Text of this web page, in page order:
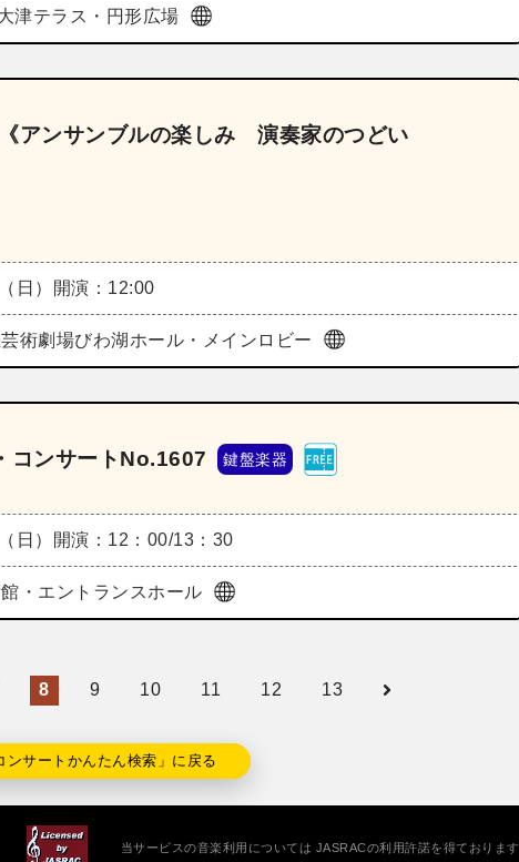
津テラス・円形広場
アンサンブルの楽しみ 演奏家のつどい
日） 開演：12:00
術劇場びわ湖ホール・メインロビー
コンサートNo.1607 鍵盤楽器
日） 開演：12：00/13：30
・エントランスホール
8 9 10 11 12 13
ンサートかんたん検索」に戻る
当サービスの音楽利用については JASRACの利用許諾を得ております